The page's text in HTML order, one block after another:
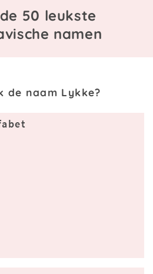
50 leukste
namen
de naam Lykke?